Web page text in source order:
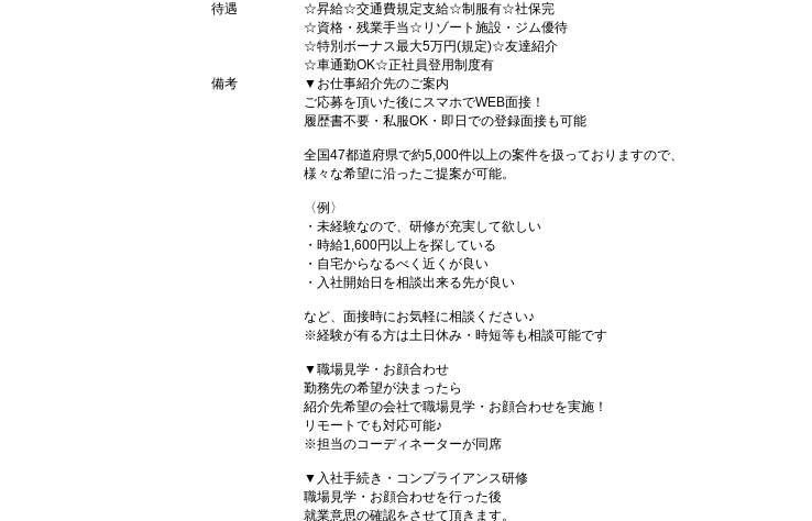
待遇
☆昇給☆交通費規定支給☆制服有☆社保完
☆資格・残業手当☆リゾート施設・ジム優待
☆特別ボーナス最大5万円(規定)☆友達紹介
☆車通勤OK☆正社員登用制度有
備考
▼お仕事紹介先のご案内
ご応募を頂いた後にスマホでWEB面接！
履歴書不要・私服OK・即日での登録面接も可能
全国47都道府県で約5,000件以上の案件を扱っておりますので、
様々な希望に沿ったご提案が可能。
〈例〉
・未経験なので、研修が充実して欲しい
・時給1,600円以上を探している
・自宅からなるべく近くが良い
・入社開始日を相談出来る先が良い
など、面接時にお気軽に相談ください♪
※経験が有る方は土日休み・時短等も相談可能です
▼職場見学・お顔合わせ
勤務先の希望が決まったら
紹介先希望の会社で職場見学・お顔合わせを実施！
リモートでも対応可能♪
※担当のコーディネーターが同席
▼入社手続き・コンプライアンス研修
職場見学・お顔合わせを行った後
就業意思の確認をさせて頂きます。